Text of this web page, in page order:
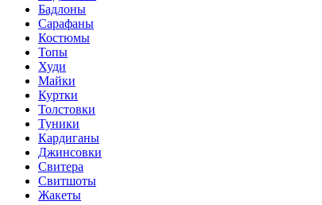
Бадлоны
Сарафаны
Костюмы
Топы
Худи
Майки
Куртки
Толстовки
Туники
Кардиганы
Джинсовки
Свитера
Свитшоты
Жакеты